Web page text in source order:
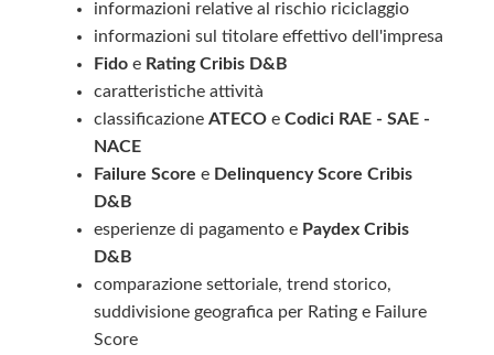
informazioni relative al rischio riciclaggio
informazioni sul titolare effettivo dell'impresa
Fido e Rating Cribis D&B
caratteristiche attività
classificazione ATECO e Codici RAE - SAE -
NACE
Failure Score e Delinquency Score Cribis
D&B
esperienze di pagamento e Paydex Cribis
D&B
comparazione settoriale, trend storico,
suddivisione geografica per Rating e Failure
Score